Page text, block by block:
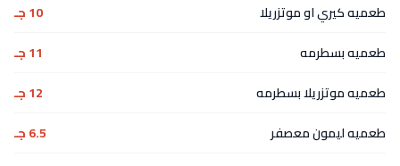
طعميه كيري او موتزريلا
10 جـ
طعميه بسطرمه
11 جـ
طعميه موتزريلا بسطرمه
12 جـ
طعميه ليمون معصفر
6.5 جـ